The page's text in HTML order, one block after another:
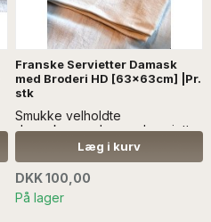
Franske Servietter Damask
med Broderi HD [63x63cm] |Pr.
stk
Smukke velholdte
damaskvævede mundservietter
fra Frankrig. Fint broderet
monogram, HD.
Læg i kurv
DKK 100,00
På lager